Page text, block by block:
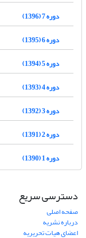
دوره 7 (1396)
دوره 6 (1395)
دوره 5 (1394)
دوره 4 (1393)
دوره 3 (1392)
دوره 2 (1391)
دوره 1 (1390)
دسترسی سریع
صفحه اصلی
درباره نشریه
اعضای هیات تحریریه